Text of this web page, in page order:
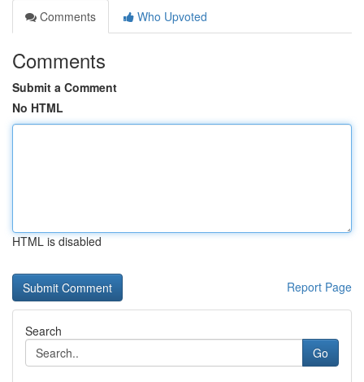
Comments
Who Upvoted
Comments
Submit a Comment
No HTML
HTML is disabled
Report Page
Search
Go